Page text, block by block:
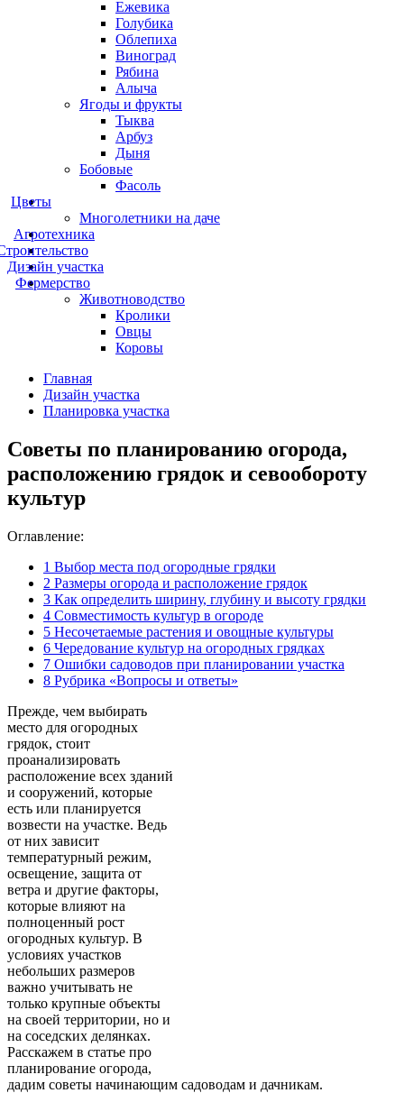
Ежевика
Голубика
Облепиха
Виноград
Рябина
Алыча
Ягоды и фрукты
Тыква
Арбуз
Дыня
Бобовые
Фасоль
Цветы
Многолетники на даче
Агротехника
Дизайн участка
Фермерство
Животноводство
Кролики
Овцы
Коровы
Главная
Дизайн участка
Планировка участка
Советы по планированию огорода,
расположению грядок и севообороту
культур
Оглавление:
1 Выбор места под огородные грядки
2 Размеры огорода и расположение грядок
3 Как определить ширину, глубину и высоту грядки
4 Совместимость культур в огороде
5 Несочетаемые растения и овощные культуры
6 Чередование культур на огородных грядках
7 Ошибки садоводов при планировании участка
8 Рубрика «Вопросы и ответы»
Прежде, чем выбирать
место для огородных
грядок, стоит
проанализировать
расположение всех зданий
и сооружений, которые
есть или планируется
возвести на участке. Ведь
от них зависит
температурный режим,
освещение, защита от
ветра и другие факторы,
которые влияют на
полноценный рост
огородных культур. В
условиях участков
небольших размеров
важно учитывать не
только крупные объекты
на своей территории, но и
на соседских делянках.
Расскажем в статье про
планирование огорода,
дадим советы начинающим садоводам и дачникам.